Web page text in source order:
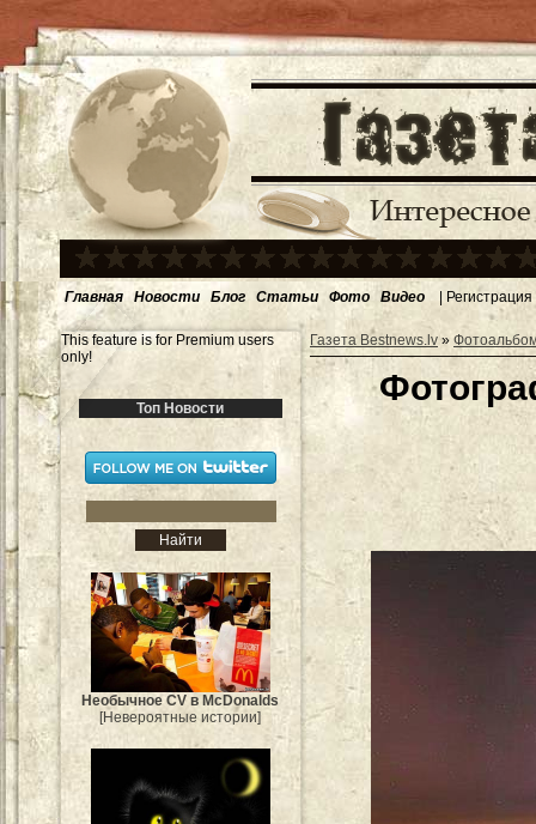
Главная Новости Блог Статьи Фото Видео | Регистрация
This feature is for Premium users
only!
Топ Новости
Необычное CV в McDonalds
[Невероятные истории]
Газета Bestnews.lv»